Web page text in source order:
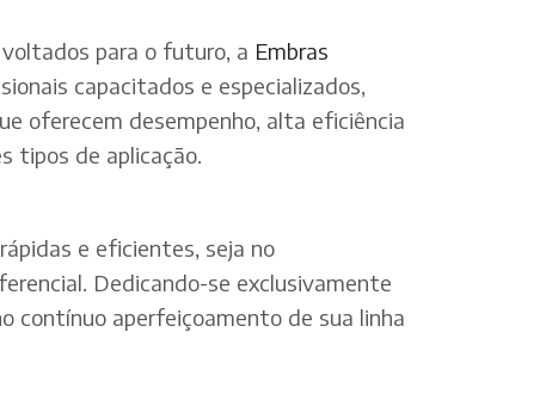
para o futuro, a Embras
capacitados e especializados,
oferecem desempenho, alta eficiência
tipos de aplicação.
e eficientes, seja no
Dedicando-se exclusivamente
contínuo aperfeiçoamento de sua linha